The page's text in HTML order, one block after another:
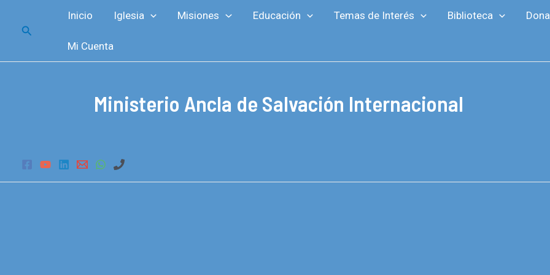
Buscar
Inicio Iglesia Misiones Educación Temas de Interés Biblioteca
Mi Cuenta
Ministerio Ancla de Salvación Internacional